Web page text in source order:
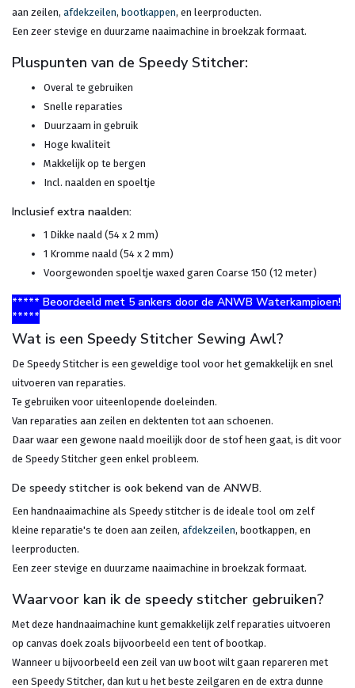
aan zeilen, afdekzeilen, bootkappen, en leerproducten.
Een zeer stevige en duurzame naaimachine in broekzak formaat.
Pluspunten van de Speedy Stitcher:
Overal te gebruiken
Snelle reparaties
Duurzaam in gebruik
Hoge kwaliteit
Makkelijk op te bergen
Incl. naalden en spoeltje
Inclusief extra naalden:
1 Dikke naald (54 x 2 mm)
1 Kromme naald (54 x 2 mm)
Voorgewonden spoeltje waxed garen Coarse 150 (12 meter)
***** Beoordeeld met 5 ankers door de ANWB Waterkampioen!
*****
Wat is een Speedy Stitcher Sewing Awl?
De Speedy Stitcher is een geweldige tool voor het gemakkelijk en snel
uitvoeren van reparaties.
Te gebruiken voor uiteenlopende doeleinden.
Van reparaties aan zeilen en dektenten tot aan schoenen.
Daar waar een gewone naald moeilijk door de stof heen gaat, is dit voor
de Speedy Stitcher geen enkel probleem.
De speedy stitcher is ook bekend van de ANWB.
Een handnaaimachine als Speedy stitcher is de ideale tool om zelf
kleine reparatie's te doen aan zeilen, afdekzeilen, bootkappen, en
leerproducten.
Een zeer stevige en duurzame naaimachine in broekzak formaat.
Waarvoor kan ik de speedy stitcher gebruiken?
Met deze handnaaimachine kunt gemakkelijk zelf reparaties uitvoeren
op canvas doek zoals bijvoorbeeld een tent of bootkap.
Wanneer u bijvoorbeeld een zeil van uw boot wilt gaan repareren met
een Speedy Stitcher, dan kut u het beste zeilgaren en de extra dunne